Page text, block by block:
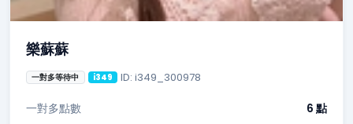
樂蘇蘇
一對多等待中 i349 ID: i349_300978
一對多點數
6 點